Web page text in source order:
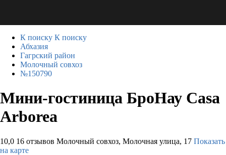
К поиску К поиску
Абхазия
Гагрский район
Молочный совхоз
№150790
Мини-гостиница БроНау Casa
Arborea
10,0 16 отзывов Молочный совхоз, Молочная улица, 17 Показать
на карте